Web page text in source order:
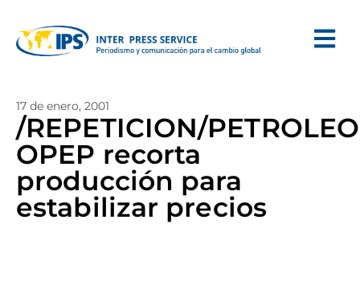
17 de enero, 2001
/REPETICION/
OPEP recorta
producción para
estabilizar precios